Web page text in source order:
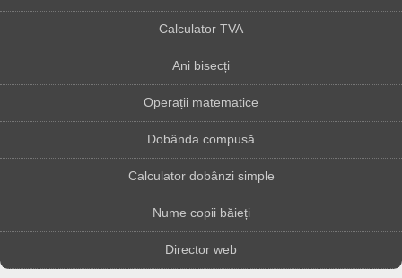
Calculator TVA
Ani bisecți
Operații matematice
Dobânda compusă
Calculator dobânzi simple
Nume copii băieți
Director web